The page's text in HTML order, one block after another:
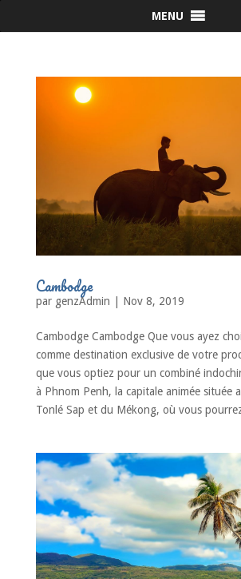
MENU
Cambodge
par genzAdmin Nov 8, 2019
Cambodge Cambodge Que vous ayez
comme destination exclusive de votre
que vous optiez pour un combiné
à Phnom Penh, la capitale animée située
Tonlé Sap et du Mékong, où vous